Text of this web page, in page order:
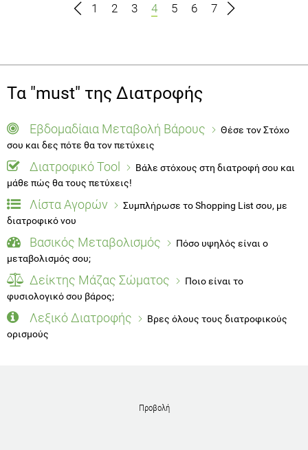
1 2 3 4 5 6 7
Τα "must" της Διατροφής
Εβδομαδίαια Μεταβολή Βάρους
Θέσε τον Στόχο
σου και δες πότε θα τον πετύχεις
Διατροφικό Tool
Βάλε στόχους στη διατροφή σου και
μάθε πώς θα τους πετύχεις!
Λίστα Αγορών
Συμπλήρωσε το Shopping List σου, με
διατροφικό νου
Βασικός Μεταβολισμός
Πόσο υψηλός είναι ο
μεταβολισμός σου;
Δείκτης Μάζας Σώματος
Ποιο είναι το
φυσιολογικό σου βάρος;
Λεξικό Διατροφής
Βρες όλους τους διατροφικούς
ορισμούς
Προβολή